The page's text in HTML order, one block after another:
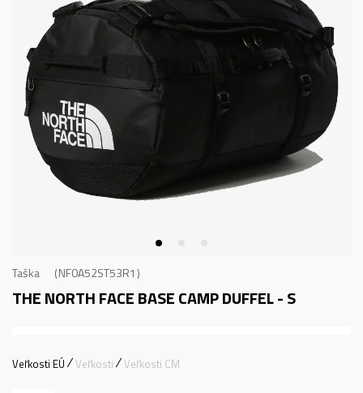
Taška NF0A52ST53R1
THE NORTH FACE BASE CAMP DUFFEL - S
Veľkosti EÚ Veľkosti Veľkosti CM